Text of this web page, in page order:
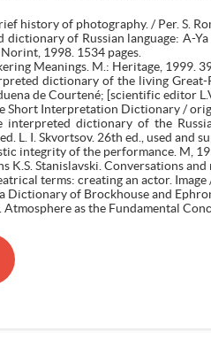
history of photography. / Per. S.
dictionary of Russian language: A-
1998. 1534 pages.
Meanings. M.: Heritage, 1999.
dictionary of the living
de Courtené; [scientific editor
Short Interpretation Dictionary /
interpreted dictionary of the
L. I. Skvortsov. 26th ed., used and
integrity of the performance. M,
K.S. Stanislavski. Conversations
terms: creating an actor. Image
Dictionary of Brockhouse and
Atmosphere as the Fundamental